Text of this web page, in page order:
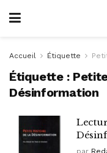
Accueil Étiquette
Étiquette :
Désinformation
par